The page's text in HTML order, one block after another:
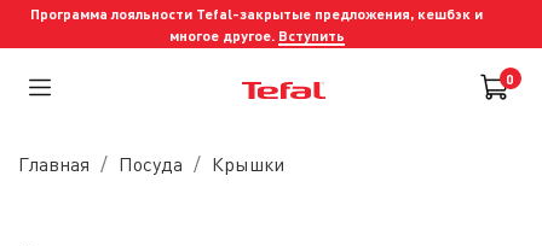
Программа лояльности Tefal-закрытые предложения, кешбэк и
многое другое. Вступить
0
Главная Посуда Крышки